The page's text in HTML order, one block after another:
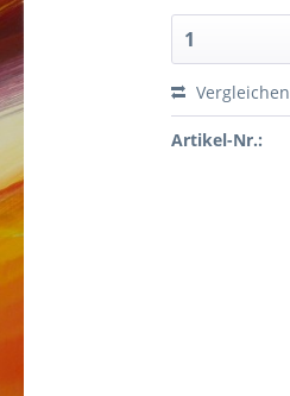
Vergleichen
Artikel-Nr.: